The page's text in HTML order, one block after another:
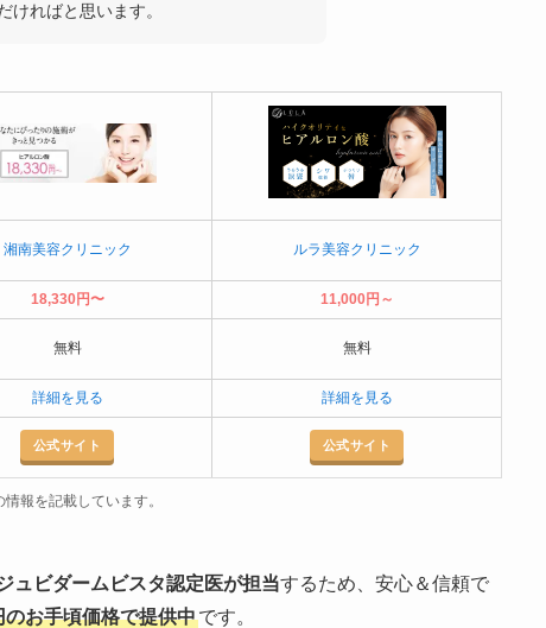
ければと思います。
湘南美容クリニック ルラ美容クリニック
18,330円〜 11,000円～
無料 無料
詳細を見る 詳細を見る
公式サイト 公式サイト
報を記載しています。
ュビダームビスタ認定医が担当するため、安心＆信頼で
のお手頃価格で提供中です。